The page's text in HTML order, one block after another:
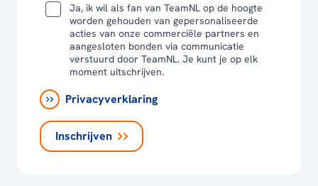
Ja, ik wil als fan van TeamNL op de hoogte
worden gehouden van gepersonaliseerde
acties van onze commerciële partners en
aangesloten bonden via communicatie
verstuurd door TeamNL. Je kunt je op elk
moment uitschrijven.
Privacyverklaring
Inschrijven